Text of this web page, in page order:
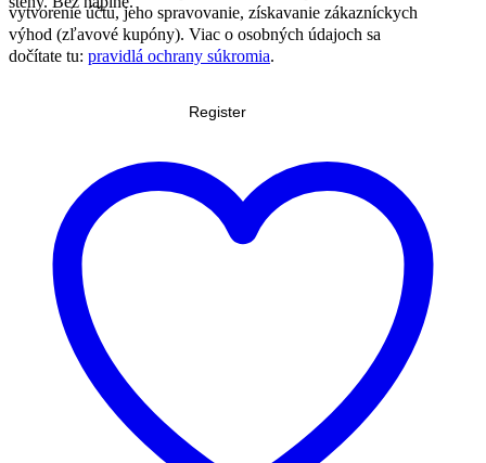
vytvorenie účtu, jeho spravovanie, získavanie zákazníckych
výhod (zľavové kupóny). Viac o osobných údajoch sa
dočítate tu: pravidlá ochrany súkromia.
Register